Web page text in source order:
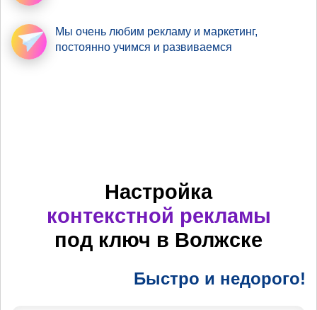
Мы очень любим рекламу и маркетинг,
постоянно учимся и развиваемся
Настройка
контекстной рекламы
под ключ в Волжске
Быстро и недорого!